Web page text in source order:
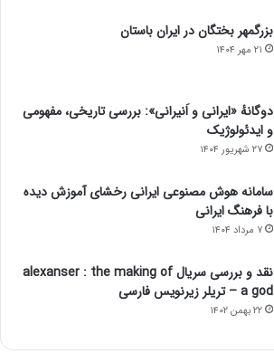
بزرگمهر بختگان در ایران باستان
۲۱ مهر ۱۴۰۴
دوگانهٔ «ایرانی و اَنیرانی»: بررسی تاریخی، مفهومی
و ایدئولوژیک
۲۷ شهریور ۱۴۰۴
سامانه هوش مصنوعی ایرانی رخشای آموزش دیده
با فرهنگ ایرانی
۷ مرداد ۱۴۰۴
نقد و بررسی سریال alexanser : the making of
a god – تریلر زیرنویس فارسی
۲۲ بهمن ۱۴۰۲